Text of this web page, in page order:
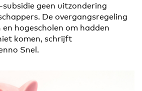
geen uitzondering
De overgangsregeling
hogescholen om hadden
komen, schrijft
Snel.